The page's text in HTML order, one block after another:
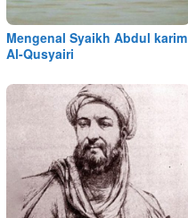
Mengenal Syaikh Abdul karim
Al-Qusyairi